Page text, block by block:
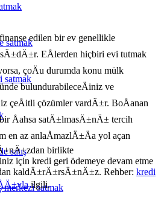
satmak
satmak
satış
merkezi satmak
edilen bir ev genellikle
EÅlerden hiçbiri evi tutmak
çoÄu durumda konu mülk
bulundurabileceÄiniz ve
çeÅitli çözümler vardÄ±r. BoÅanan
Åahsa satÄ±lmasÄ±nÄ± tercih
en az anlaÅmazlÄ±Äa yol açan
birlikte
için kredi geri ödemeye devam etme
kaldÄ±rÄ±rsÄ±nÄ±z. Rehber: kredi
ilgili.